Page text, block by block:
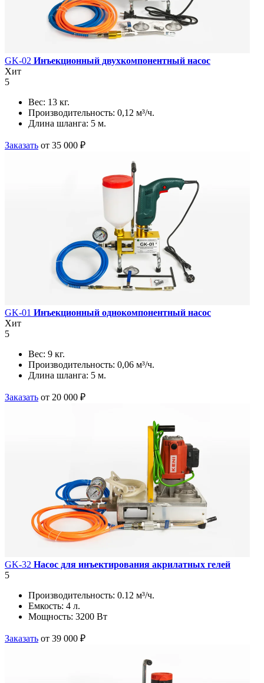
GK-02 Инъекционный двухкомпонентный насос
Хит
5
Вес: 13 кг.
Производительность: 0,12 м³/ч.
Длина шланга: 5 м.
Заказать от 35 000 ₽
GK-01 Инъекционный однокомпонентный насос
Хит
5
Вес: 9 кг.
Производительность: 0,06 м³/ч.
Длина шланга: 5 м.
Заказать от 20 000 ₽
GK-32 Насос для инъектирования акрилатных гелей
5
Производительность: 0.12 м³/ч.
Емкость: 4 л.
Мощность: 3200 Вт
Заказать от 39 000 ₽